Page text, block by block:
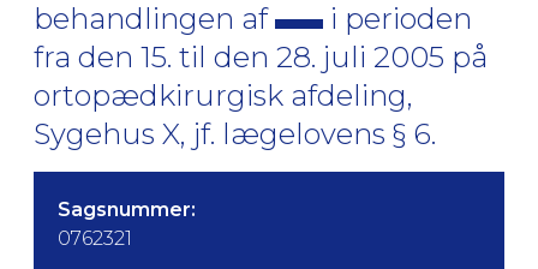
behandlingen af
i perioden
fra den 15. til den 28. juli 2005 på
ortopædkirurgisk afdeling,
Sygehus X, jf. lægelovens § 6.
Sagsnummer:
0762321